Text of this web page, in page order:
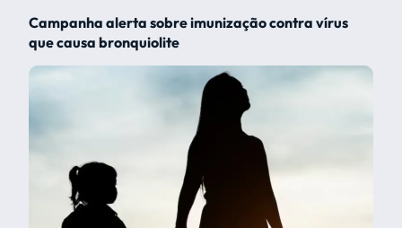
Campanha alerta sobre imunização contra vírus
que causa bronquiolite